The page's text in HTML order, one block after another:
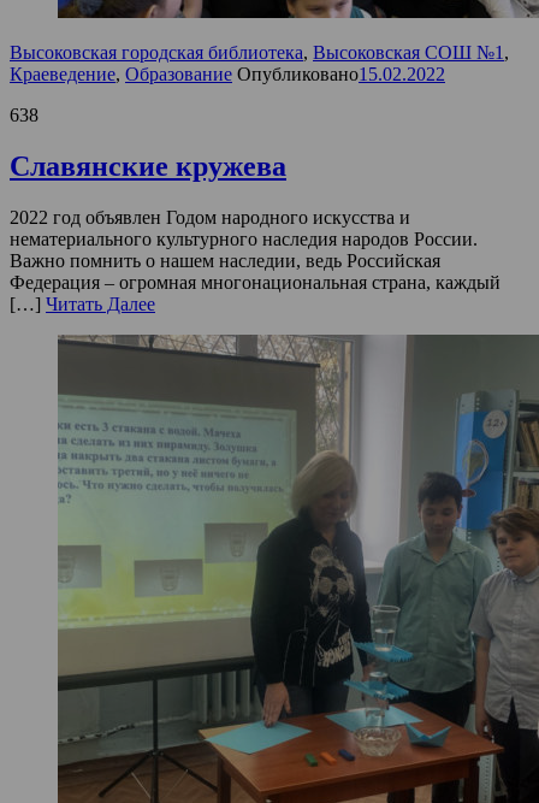
Высоковская городская библиотека, Высоковская СОШ №1 ,
Краеведение, Образование Опубликовано15.02.2022
638
Славянские кружева
2022 год объявлен Годом народного искусства и
нематериального культурного наследия народов России.
Важно помнить о нашем наследии, ведь Российская
Федерация – огромная многонациональная страна, каждый
[…] Читать Далее